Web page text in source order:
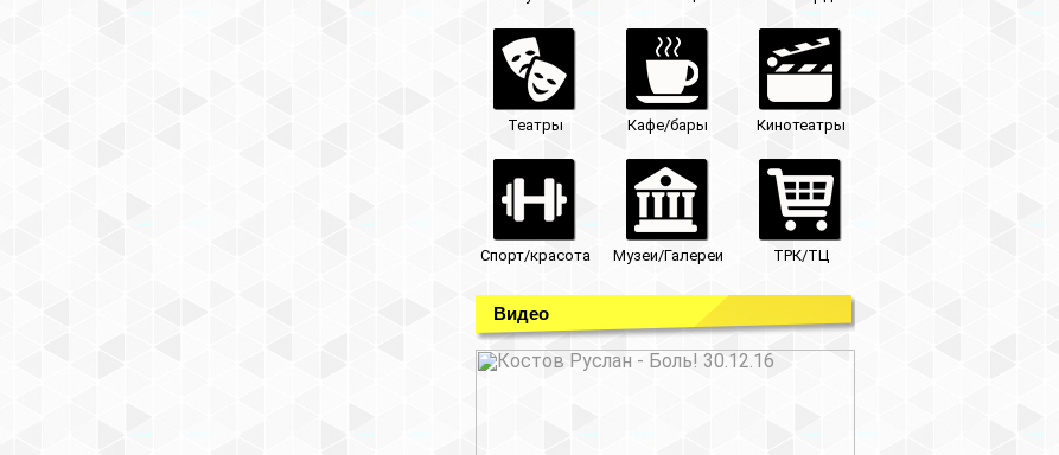
Театры Кафе/бары Кинотеатры
Спорт/красота Музеи/Галереи ТРК/ТЦ
Видео